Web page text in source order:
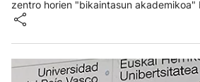
zentro horien "bikaintasun akademikoa"